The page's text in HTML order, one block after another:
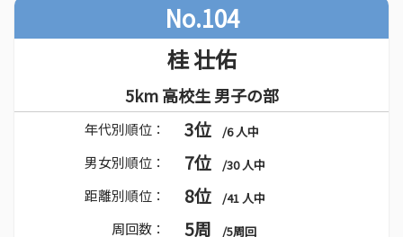
No.104
桂 壮佑
5km 高校生 男子の部
年代別順位： 3位 /6 人中
男女別順位： 7位 /30 人中
距離別順位： 8位 /41 人中
周回数： 5周 /5周回